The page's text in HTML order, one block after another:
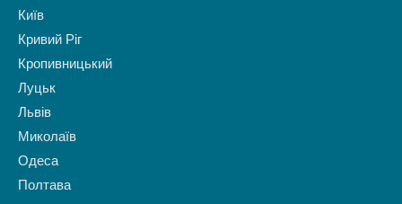
Київ
Кривий Ріг
Кропивницький
Луцьк
Львів
Миколаїв
Одеса
Полтава